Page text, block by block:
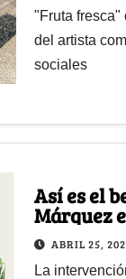
"Fruta fresca"
del artista
sociales
Así es el
Márquez
Bogotá
ABRIL 25,
La